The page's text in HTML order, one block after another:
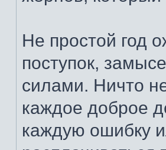
Не простой год
поступок,
силами. Ничто
каждое доброе
каждую ошибку